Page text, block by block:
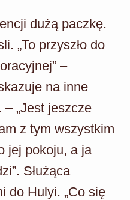
dużą paczkę.
„To przyszło do
–
na inne
„Jest jeszcze
z tym wszystkim
jej pokoju, a ja
Służąca
do Hulyi. „Co się